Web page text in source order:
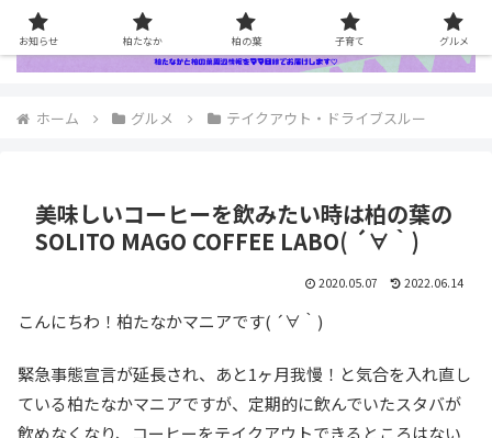
ホーム グルメ テイクアウト・ドライブスルー
美味しいコーヒーを飲みたい時は柏の葉の
SOLITO MAGO COFFEE LABO( ´∀｀)
2020.05.07 2022.06.14
こんにちわ！柏たなかマニアです( ´∀｀)
緊急事態宣言が延長され、あと1ヶ月我慢！と気合を入れ直し
ている柏たなかマニアですが、定期的に飲んでいたスタバが
お知らせ 柏たなか 柏の葉 子育て グルメ